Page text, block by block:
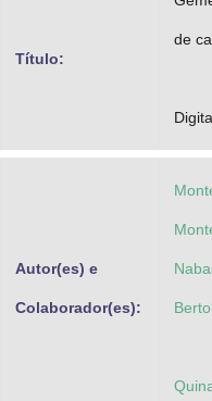
Título:
de
Autor(es) e
Colaborador(es):